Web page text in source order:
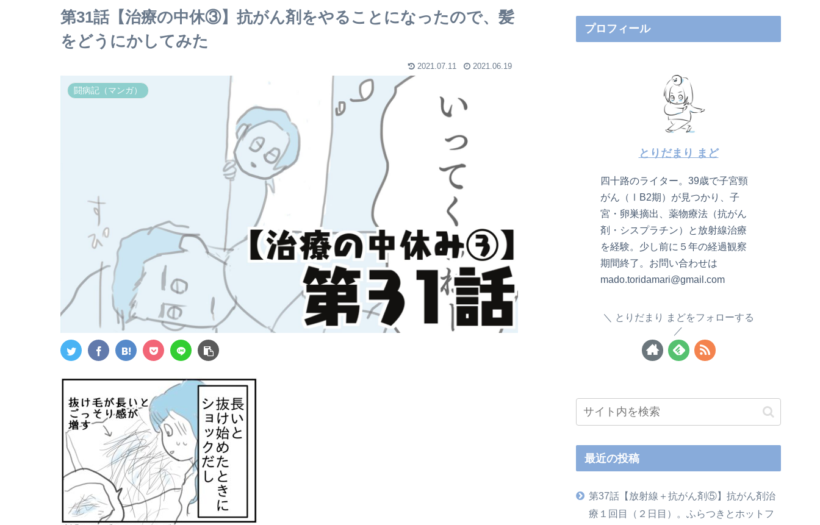
第31話【治療の中休③】抗がん剤をやることになったので、髪
をどうにかしてみた
2021.07.11 2021.06.19
闘病記（マンガ）
プロフィール
とりだまり まど
四十路のライター。39歳で子宮頸
がん（ⅠB2期）が見つかり、子
宮・卵巣摘出、薬物療法（抗がん
剤・シスプラチン）と放射線治療
を経験。少し前に５年の経過観察
期間終了。お問い合わせは
mado.toridamari@gmail.com
とりだまり まどをフォローする
最近の投稿
第37話【放射線＋抗がん剤⑤】抗がん剤治
療１回目（２日目）。ふらつきとホットフ